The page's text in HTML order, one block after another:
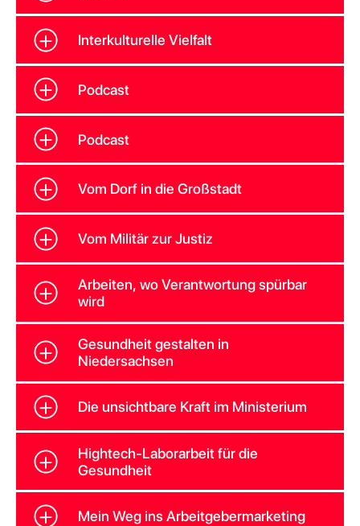
Interkulturelle Vielfalt
Podcast
Podcast
Vom Dorf in die Großstadt
Vom Militär zur Justiz
Arbeiten, wo Verantwortung spürbar
wird
Gesundheit gestalten in
Niedersachsen
Die unsichtbare Kraft im Ministerium
Hightech-Laborarbeit für die
Gesundheit
Mein Weg ins Arbeitgebermarketing